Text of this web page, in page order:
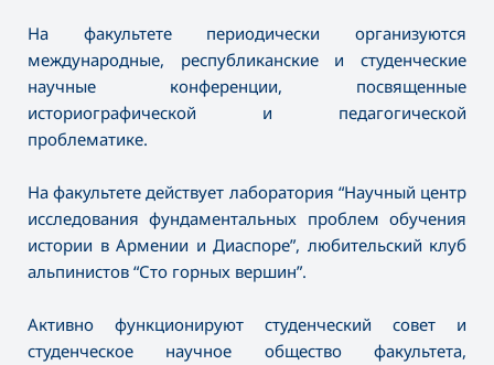
На факультете периодически организуются
международные, республиканские и студенческие
научные конференции, посвященные
историографической и педагогической
проблематике.
На факультете действует лаборатория “Научный центр
исследования фундаментальных проблем обучения
истории в Армении и Диаспоре”, любительский клуб
альпинистов “Сто горных вершин”.
Активно функционируют студенческий совет и
студенческое научное общество факультета,